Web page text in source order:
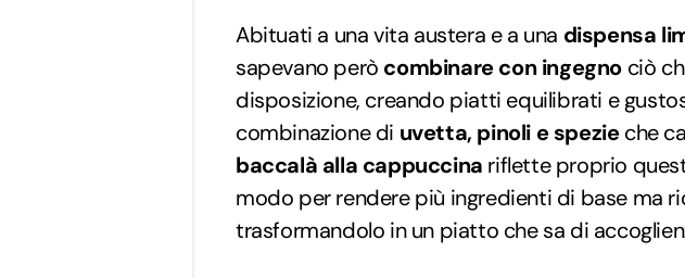
Abituati a una vita austera e a una dispensa
sapevano però combinare con ingegno ciò
disposizione, creando piatti equilibrati e
combinazione di uvetta, pinoli e spezieche
baccalà alla cappuccina riflette proprio
modo per rendere più ingredienti di base ma
trasformandolo in un piatto che sa di